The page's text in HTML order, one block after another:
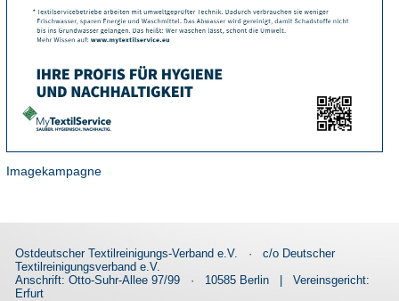
Imagekampagne
Ostdeutscher Textilreinigungs-Verband e.V. ·
c/o Deutscher
Textilreinigungsverband e.V.
Anschrift: Otto-Suhr-Allee 97/99
· 10585 Berlin |
Vereinsgericht:
Erfurt